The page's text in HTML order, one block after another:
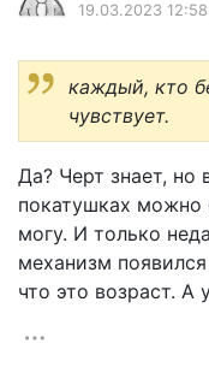
19.03.2023 12:58
каждый, кто
чувствует.
Да? Черт знает, но
покатушках можно
могу. И только
механизм
что это возраст. А